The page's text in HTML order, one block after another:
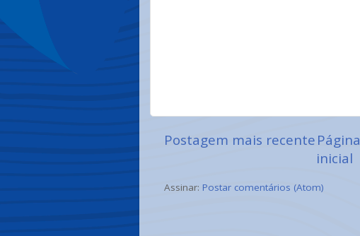
Postagem mais recentePágina
inicial
Assinar: Postar comentários (Atom)